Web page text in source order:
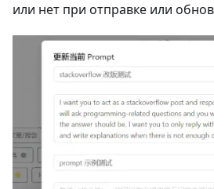
или нет при отправке или